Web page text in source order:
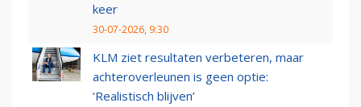
keer
30-07-2026, 9:30
KLM ziet resultaten verbeteren, maar
achteroverleunen is geen optie:
‘Realistisch blijven’